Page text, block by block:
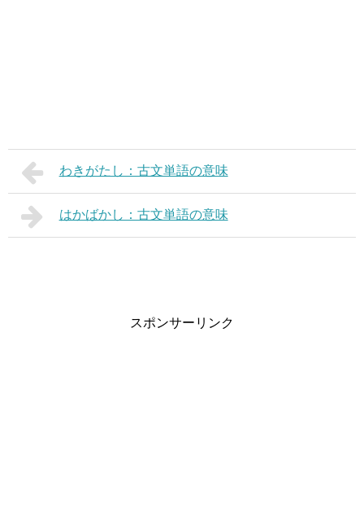
わきがたし：古文単語の意味
はかばかし：古文単語の意味
スポンサーリンク